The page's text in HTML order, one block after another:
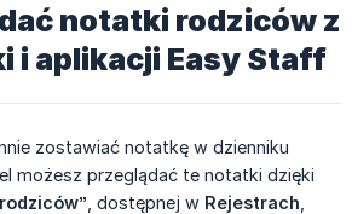
notatki rodziców z
i aplikacji Easy Staff
zostawiać notatkę w dzienniku
możesz przeglądać te notatki dzięki
, dostępnej w Rejestrach